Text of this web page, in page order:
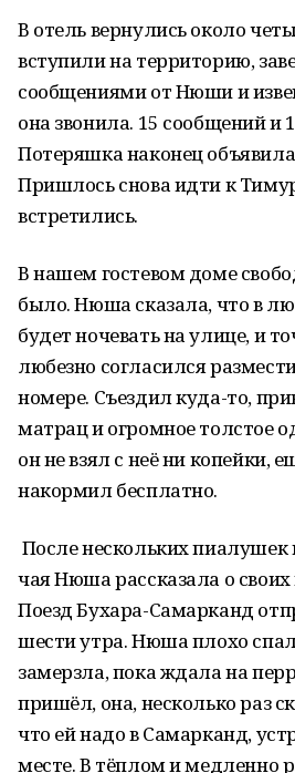
В отель вернулись около
вступили на территорию,
сообщениями от Нюши и
она звонила. 15 сообщений и
Потеряшка наконец
Пришлось снова идти к
встретились.
В нашем гостевом доме
было. Нюша сказала, что в
будет ночевать на улице, и
любезно согласился
номере. Съездил куда-то,
матрац и огромное толстое
он не взял с неё ни копейки,
накормил бесплатно.
После нескольких пиалушек
чая Нюша рассказала о
Поезд Бухара-Самарканд
шести утра. Нюша плохо
замерзла, пока ждала на
пришёл, она, несколько раз
что ей надо в Самарканд,
месте. В тёплом и медленно